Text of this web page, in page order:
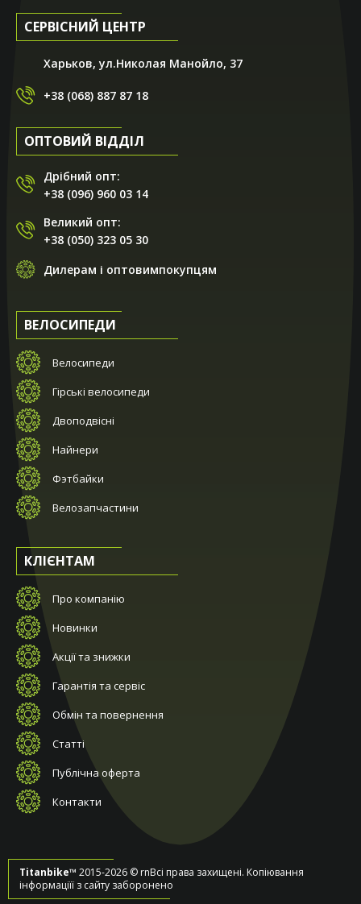
СЕРВІСНИЙ ЦЕНТР
Харьков, ул.Николая Манойло, 37
+38 (068) 887 87 18
ОПТОВИЙ ВІДДІЛ
Дрібний опт:
+38 (096) 960 03 14
Великий опт:
+38 (050) 323 05 30
Дилерам і оптовимпокупцям
ВЕЛОСИПЕДИ
Велосипеди
Гірські велосипеди
Двоподвісні
Найнери
Фэтбайки
Велозапчастини
КЛІЄНТАМ
Про компанію
Новинки
Акції та знижки
Гарантія та сервіс
Обмін та повернення
Статті
Публічна оферта
Контакти
Titanbike™ 2015-2026 © rnВсі права захищені. Копіювання
інформаціїї з сайту заборонено